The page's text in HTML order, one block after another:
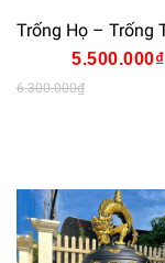
5.500.000₫
6.300.000₫